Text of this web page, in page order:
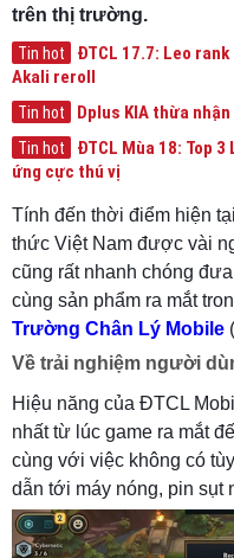
trên thị trường.
Tin hot
ĐTCL 17.7: Leo
Akali reroll
Tin hot Dplus KIA thừa
Tin hot
ĐTCL Mùa 18: Top
ứng cực thú vị
Tính đến thời điểm hiện tại
thức Việt Nam được vài
cũng rất nhanh chóng
cùng sản phẩm ra mắt
Trường Chân Lý Mobile
Về trải nghiệm người
Hiệu năng của ĐTCL
nhất từ lúc game ra mắt
cùng với việc không có
dẫn tới máy nóng, pin sụt